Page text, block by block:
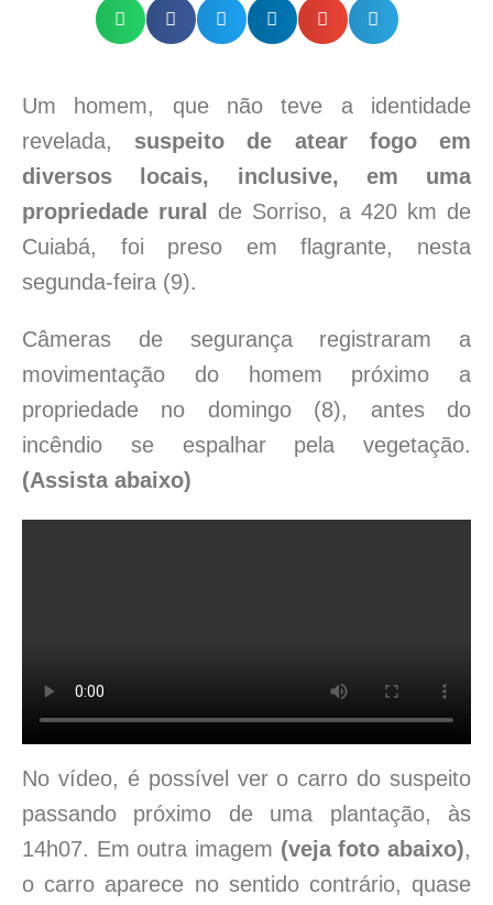
Um homem, que não teve a identidade
revelada, suspeito de atear fogo em
diversos locais, inclusive, em uma
propriedade rural
de Sorriso, a 420 km de
Cuiabá, foi preso em flagrante, nesta
segunda-feira (9).
Câmeras de segurança registraram a
movimentação do homem próximo a
propriedade no domingo (8), antes do
incêndio se espalhar pela vegetação.
(Assista abaixo)
No vídeo, é possível ver o carro do suspeito
passando próximo de uma plantação, às
14h07. Em outra imagem (veja foto abaixo),
o carro aparece no sentido contrário, quase